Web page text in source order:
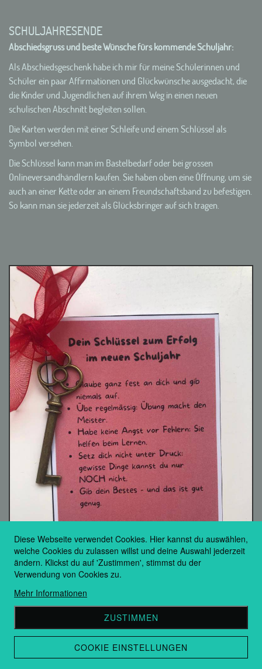
SCHULJAHRESENDE
Abschiedsgruss und beste Wünsche fürs kommende Schuljahr:
Als Abschiedsgeschenk habe ich mir für meine Schülerinnen und
Schüler ein paar Affirmationen und Glückwünsche ausgedacht, die
die Kinder und Jugendlichen auf ihrem Weg in einen neuen
schulischen Abschnitt begleiten sollen.
Die Karten werden mit einer Schleife und einem Schlüssel als
Symbol versehen.
Die Schlüssel kann man im Bastelbedarf oder bei grossen
Onlineversandhändlern kaufen. Sie haben oben eine Öffnung, um sie
auch an einer Kette oder an einem Freundschaftsband zu befestigen.
So kann man sie jederzeit als Glücksbringer auf sich tragen.
SCHLÜSSEL ZUM ERFOLG
Diese Webseite verwendet Cookies. Hier kannst du auswählen,
welche Cookies du zulassen willst und deine Auswahl jederzeit
ändern. Klickst du auf 'Zustimmen', stimmst du der
Verwendung von Cookies zu.
Mehr Informationen
ZUSTIMMEN
COOKIE EINSTELLUNGEN